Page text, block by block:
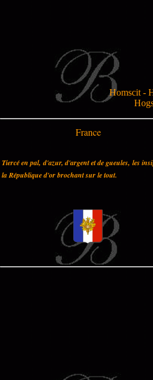
Homscit -
France
Tiercé en pal, d'azur, d'argent et de gueules, les
la République d'or brochant sur le tout.